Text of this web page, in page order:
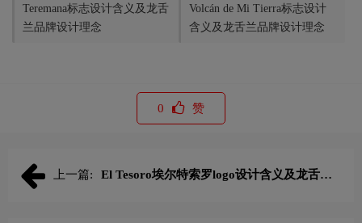
Teremana标志设计含义及龙舌
兰品牌设计理念
Volcán de Mi Tierra标志设计
含义及龙舌兰品牌设计理念
0 赞
上一篇:
El Tesoro埃尔特索罗logo设计含义及龙舌兰